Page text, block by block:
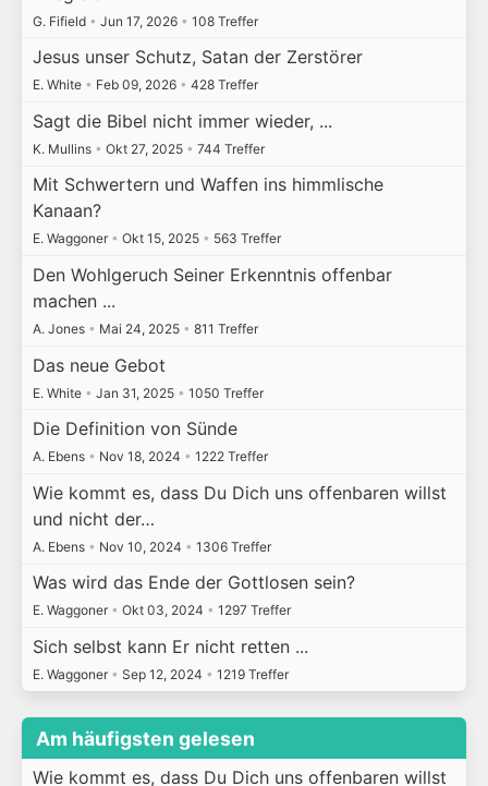
G. Fifield • Jun 17, 2026 • 108 Treffer
Jesus unser Schutz, Satan der Zerstörer
E. White • Feb 09, 2026 • 428 Treffer
Sagt die Bibel nicht immer wieder, ...
K. Mullins • Okt 27, 2025 • 744 Treffer
Mit Schwertern und Waffen ins himmlische
Kanaan?
E. Waggoner • Okt 15, 2025 • 563 Treffer
Den Wohlgeruch Seiner Erkenntnis offenbar
machen ...
A. Jones • Mai 24, 2025 • 811 Treffer
Das neue Gebot
E. White • Jan 31, 2025 • 1050 Treffer
Die Definition von Sünde
A. Ebens • Nov 18, 2024 • 1222 Treffer
Wie kommt es, dass Du Dich uns offenbaren willst
und nicht der…
A. Ebens • Nov 10, 2024 • 1306 Treffer
Was wird das Ende der Gottlosen sein?
E. Waggoner • Okt 03, 2024 • 1297 Treffer
Sich selbst kann Er nicht retten ...
E. Waggoner • Sep 12, 2024 • 1219 Treffer
Am häufigsten gelesen
Wie kommt es, dass Du Dich uns offenbaren willst